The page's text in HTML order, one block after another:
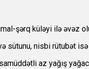
şərq küləyi ilə əvəz
sütunu, nisbi rütubət
az yağış